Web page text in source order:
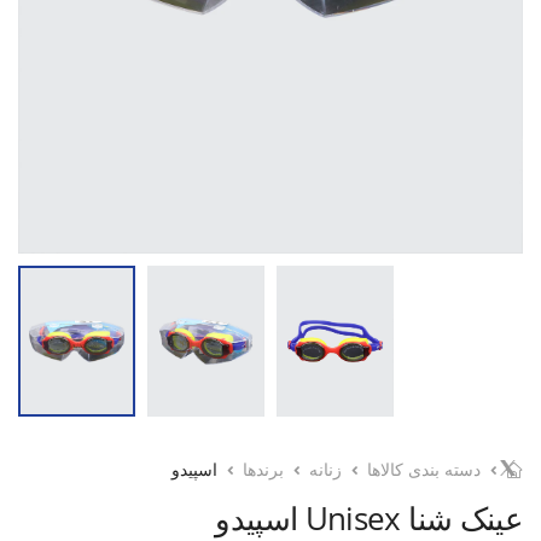
دسته بندی کالاها زنانه برندها اسپیدو
عینک شنا Unisex اسپیدو